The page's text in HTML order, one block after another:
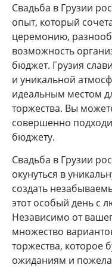
Свадьба в Грузии
опыт, который
церемонию,
возможность
бюджет. Грузия
и уникальной
идеальным местом
торжества. Вы
совершенно
бюджету.
Свадьба в Грузии
окунуться в
создать
этот особый день с
Независимо от
множество
торжества, которое
ожиданиям и